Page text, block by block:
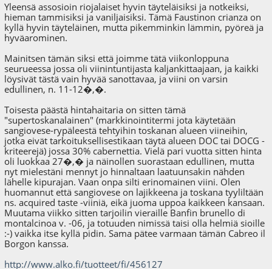
Yleensä assosioin riojalaiset hyvin täyteläisiksi ja notkeiksi,
hieman tammisiksi ja vaniljaisiksi. Tämä Faustinon crianza on
kyllä hyvin täyteläinen, mutta pikemminkin lämmin, pyöreä ja
hyväarominen.
Mainitsen tämän siksi että joimme tätä viikonloppuna
seurueessa jossa oli viinintuntijasta kaljankittaajaan, ja kaikki
löysivät tästä vain hyvää sanottavaa, ja viini on varsin
edullinen, n. 11-12�,�.
Toisesta päästä hintahaitaria on sitten tämä
"supertoskanalainen" (markkinointitermi jota käytetään
sangiovese-rypäleestä tehtyihin toskanan alueen viineihin,
jotka eivät tarkoituksellisestikaan täytä alueen DOC tai DOCG -
kriteerejä) jossa 30% cabernettia. Vielä pari vuotta sitten hinta
oli luokkaa 27�,� ja näinollen suorastaan edullinen, mutta
nyt mielestäni mennyt jo hinnaltaan laatuunsakin nähden
lähelle kipurajan. Vaan onpa silti erinomainen viini. Olen
huomannut että sangiovese on lajikkeena ja toskana tyyliltään
ns. acquired taste -viiniä, eikä juoma uppoa kaikkeen kansaan.
Muutama viikko sitten tarjoilin vieraille Banfin brunello di
montalcinoa v. -06, ja totuuden nimissä taisi olla helmiä sioille
:-) vaikka itse kyllä pidin. Sama pätee varmaan tämän Cabreo il
Borgon kanssa.
http://www.alko.fi/tuotteet/fi/456127